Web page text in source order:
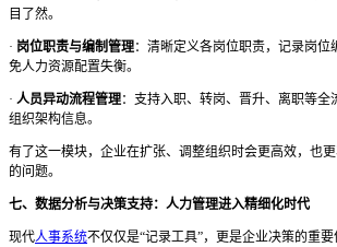
目了然。
· 岗位职责与编制管理：清晰定义各岗位职责，记录岗位
免人力资源配置失衡。
· 人员异动流程管理：支持入职、转岗、晋升、离职等全
组织架构信息。
有了这一模块，企业在扩张、调整组织时会更高效，也
的问题。
七、数据分析与决策支持：人力管理进入精细化时代
现代人事系统不仅仅是“记录工具”，更是企业决策的重要